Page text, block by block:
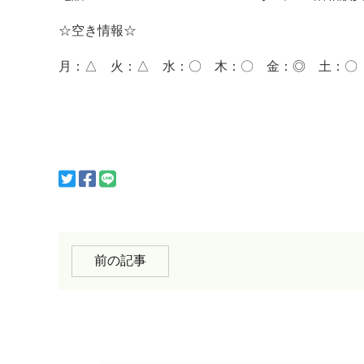
☆空き情報☆
月：△ 火：△ 水：〇 木：〇 金：◎ 土：〇
前の記事